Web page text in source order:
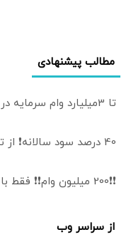
مطالب پیشنهادی
تا 3میلیارد وام سرمایه در گردش فروشندگان
40 درصد سود سالانه❗ از تورم جا نمونی😲
❗❗200 میلیون وام❗❗ فقط با احراز هویت
از سراسر وب